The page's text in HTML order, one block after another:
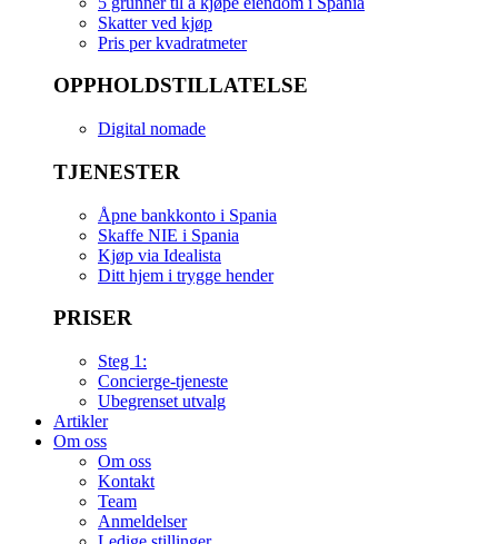
Skatter ved kjøp
Pris per kvadratmeter
OPPHOLDSTILLATELSE
Digital nomade
TJENESTER
Åpne bankkonto i Spania
Skaffe NIE i Spania
Kjøp via Idealista
Ditt hjem i trygge hender
PRISER
Steg 1:
Concierge-tjeneste
Ubegrenset utvalg
Artikler
Om oss
Om oss
Kontakt
Team
Anmeldelser